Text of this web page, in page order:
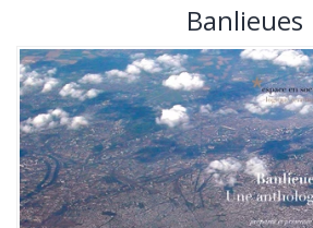
Banlieues